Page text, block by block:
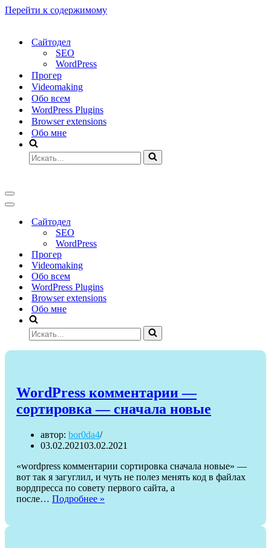
Перейти к содержимому
Сайтодел
SEO
WordPress
Прогер
Videomaking
Обо всем
WordPress Plugins
Browser extensions
Обо мне
Искать...
Меню
навигации
Меню
навигацииСайтодел
SEO
WordPress
Прогер
Videomaking
Обо всем
WordPress Plugins
Browser extensions
Обо мне
Искать...
WordPress комментарии —
сортировка — сначала новые
автор: bor0da4
03.02.202103.02.2021
«wordpress комментарии сортировка сначала новые» —
вот так я загуглил, и чуть не полез менять код в файлах
вордпресса по совету первого сайта, а
после… Подробнее »